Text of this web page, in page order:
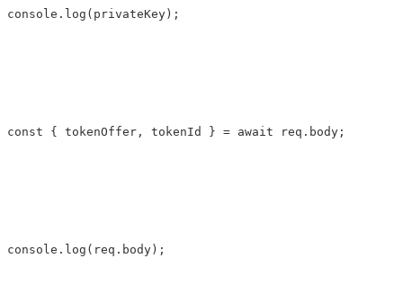
console.log(privateKey);
const { tokenOffer, tokenId } = await req.body;
console.log(req.body);